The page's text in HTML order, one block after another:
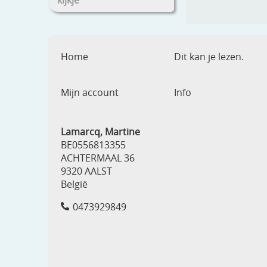
Home Dit kan je lezen.
Mijn account Info
Lamarcq, Martine
BE0556813355
ACHTERMAAL 36
9320 AALST
België
0473929849